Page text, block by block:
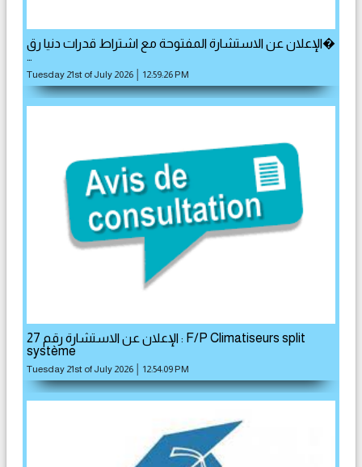
الإعلان عن الاستشارة المفتوحة مع اشتراط قدرات دنيا رق�
…
Tuesday 21st of July 2026 │ 12:59:26 PM
الإعلان عن الاستشارة رقم 27 : F/P Climatiseurs split
système
Tuesday 21st of July 2026 │ 12:54:09 PM